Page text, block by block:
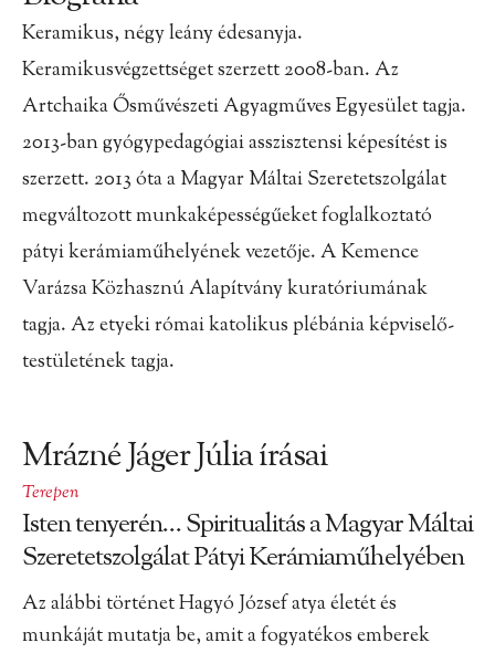
Keramikus, négy leány édesanyja.
Keramikusvégzettséget szerzett 2008-ban. Az
Artchaika Ősművészeti Agyagműves Egyesület tagja.
2013-ban gyógypedagógiai asszisztensi képesítést is
szerzett. 2013 óta a Magyar Máltai Szeretetszolgálat
megváltozott munkaképességűeket foglalkoztató
pátyi kerámiaműhelyének vezetője. A Kemence
Varázsa Közhasznú Alapítvány kuratóriumának
tagja. Az etyeki római katolikus plébánia képviselő-
testületének tagja.
Mrázné Jáger Júlia írásai
Terepen
Isten tenyerén… Spiritualitás a Magyar Máltai
Szeretetszolgálat Pátyi Kerámiaműhelyében
Az alábbi történet Hagyó József atya életét és
munkáját mutatja be, amit a fogyatékos emberek